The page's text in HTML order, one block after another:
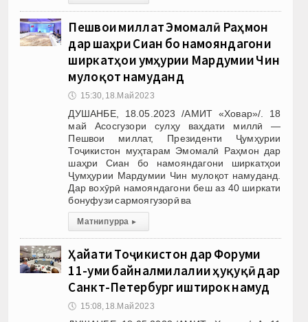
Пешвои миллат Эмомалӣ Раҳмон
дар шаҳри Сиан бо намояндагони
ширкатҳои Ҷумҳурии Мардумии Чин
мулоқот намуданд
🕔 15:30, 18.Май 2023
ДУШАНБЕ, 18.05.2023 /АМИТ «Ховар»/. 18
май Асосгузори сулҳу ваҳдати миллӣ —
Пешвои миллат, Президенти Ҷумҳурии
Тоҷикистон муҳтарам Эмомалӣ Раҳмон дар
шаҳри Сиан бо намояндагони ширкатҳои
Ҷумҳурии Мардумии Чин мулоқот намуданд.
Дар вохӯрӣ намояндагони беш аз 40 ширкати
бонуфузи сармоягузорӣ ва
Матни пурра ▸
Ҳайати Тоҷикистон дар Форуми
11-уми байналмилалии ҳуқуқӣ дар
Санкт-Петербург иштирок намуд
🕔 15:08, 18.Май 2023